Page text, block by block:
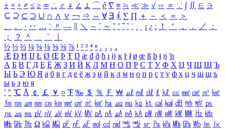
± × ÷ ≠ ≤ ≥ ∞ ∴ ♂ ♀ ∠ ⊥ ⌒ ∂ ∇ ≡ ≒ ≪ ≫ √ ∽ ∝ ∵ ∫ ∬ ∈ ∋
⊆ ⊇ ⊂ ⊃ ∪ ∩ ∧ ∨ ￢ ⇒ ⇔ ∀ ∃ ∮ ∑ ∏ ＋ － ＜ ＝
＞
、
。 · ‥ … ¨ 〃 ― ＼ ∼ ´ ～ ˇ ˘ ˝ ˚ ˙ ¸ ¡ ¿ ː ！ ＇ ， ． ／
：
；
？ ＾ ｀
½ ⅓ ⅔ ¼ ¾ ⅛ ⅜ ⅝ ⅞ ¹ ² ³ ⁴ ⁿ ₁ ₂ ₃ ₄
Æ Ð Ħ Ĳ Ł Ø Œ Þ Ŧ Ŋ æ đ ð ħ ı ĳ ĸ ŀ ł ø œ ß þ ŧ ŋ ŉ
А Б В Г Д Е Ё Ж З И Й К Л М Н О П Р С Т У Ф Х Ц Ч Ш Щ Ъ
Ы Ь Э Ю Я а б в г д е ё ж з и й к л м н о п р с т у ф х ц ч ш щ ъ
ы ь э ю я
′ ″ ℃ Å ￠ ￡ ￥ ¤ ℉ ‰ ＄ ％ Ｆ ￦ ㎕ ㎖ ㎗ ℓ ㎘ ㏄ ㎣ ㎤ ㎥ ㎦
㎙ ㎚ ㎛ ㎜ ㎝ ㎞ ㎟ ㎠ ㎡ ㎢ ㏊ ㎍ ㎎ ㎏ ㏏ ㎈ ㎉ ㏈ ㎧ ㎨ ㎰
㎱ ㎲ ㎳ ㎴ ㎵ ㎶ ㎷ ㎸ ㎹ ㎀ ㎁ ㎂ ㎃ ㎄ ㎺ ㎻ ㎽ ㎾ ㎿ ㎐ ㎑
㎒ ㎓ ㎔ Ω ㏀ ㏁ ㎊ ㎋ ㎌ ㏖ ㏅ ㎭ ㎮ ㎯ ㏛ ㎩ ㎪ ㎫ ㎬ ㏝ ㏐
㏓